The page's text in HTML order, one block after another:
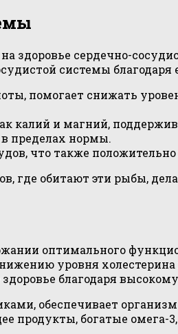
здоровье сердечно-
системы благодаря
помогает снижать
калий и магний,
пределах нормы.
что также
где обитают эти рыбы,
оптимального
уровня
благодаря
обеспечивает
продукты, богатые